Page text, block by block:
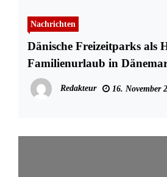
Nachrichten
Dänische Freizeitparks als
Familienurlaub in
Redakteur 16. November